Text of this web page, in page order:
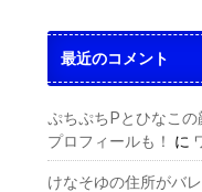
最近のコメント
ぷちぷちPとひなこ
プロフィールも！ に
けなそゆの住所がバ